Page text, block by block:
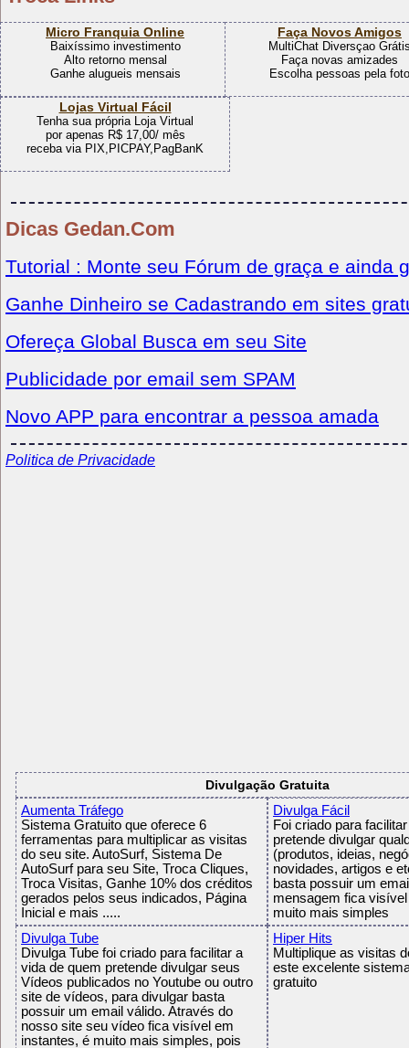
Micro Franquia Online
Baixíssimo investimento
Alto retorno mensal
Ganhe alugueis mensais
Faça Novos Amigos
MultiChat Diversçao
Faça novas amizades
Escolha pessoas pela foto
Lojas Virtual Fácil
Tenha sua própria Loja Virtual
por apenas R$ 17,00/ mês
receba via PIX,PICPAY,PagBanK
Dicas Gedan.Com
Tutorial : Monte seu Fórum de graça e ainda
Ganhe Dinheiro se Cadastrando em sites
Ofereça Global Busca em seu Site
Publicidade por email sem SPAM
Novo APP para encontrar a pessoa amada
Politica de Privacidade